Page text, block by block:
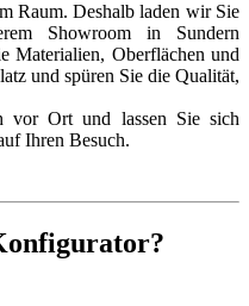
Raum. Deshalb laden wir Sie
Showroom in Sundern
Materialien, Oberflächen und
und spüren Sie die Qualität,
vor Ort und lassen Sie sich
Ihren Besuch.